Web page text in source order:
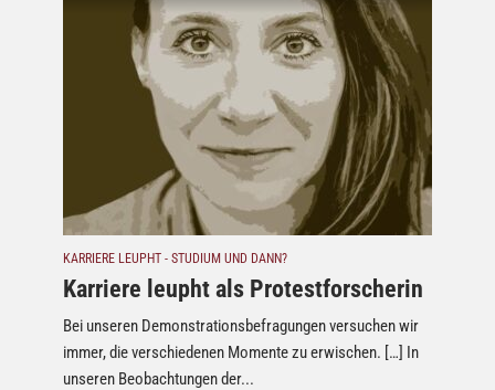
KARRIERE LEUPHT - STUDIUM UND DANN?
Karriere leupht als Protestforscherin
Bei unseren Demonstrationsbefragungen versuchen wir
immer, die verschiedenen Momente zu erwischen. […] In
unseren Beobachtungen der...